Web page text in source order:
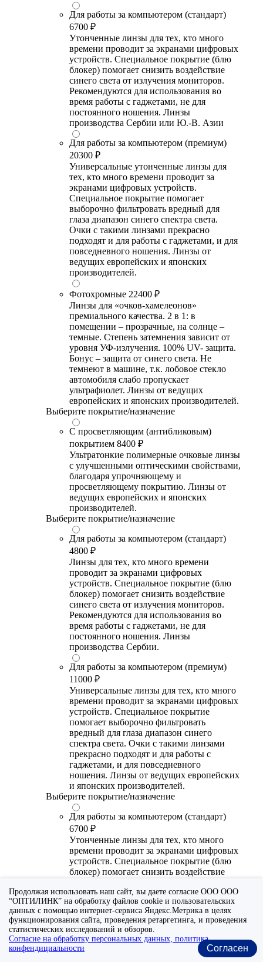
Для работы за компьютером (стандарт)
6700 ₽
Утонченные линзы для тех, кто много
времени проводит за экранами цифровых
устройств. Специальное покрытие (блю
блокер) помогает снизить воздействие
синего света от излучения мониторов.
Рекомендуются для использования во
время работы с гаджетами, не для
постоянного ношения. Линзы
производства Сербии или Ю.-В. Азии
Для работы за компьютером (премиум)
20300 ₽
Универсальные утонченные линзы для
тех, кто много времени проводит за
экранами цифровых устройств.
Специальное покрытие помогает
выборочно фильтровать вредный для
глаза диапазон синего спектра света.
Очки с такими линзами прекрасно
подходят и для работы с гаджетами, и для
повседневного ношения. Линзы от
ведущих европейских и японских
производителей.
Фотохромные 22400 ₽
Линзы для «очков-хамелеонов»
премиального качества. 2 в 1: в
помещении – прозрачные, на солнце –
темные. Степень затемнения зависит от
уровня УФ-излучения. 100% UV- защита.
Бонус – защита от синего света. Не
темнеют в машине, т.к. лобовое стекло
автомобиля слабо пропускает
ультрафиолет. Линзы от ведущих
европейских и японских производителей.
Выберите покрытие/назначение
С просветляющим (антибликовым)
покрытием 8400 ₽
Ультратонкие полимерные очковые линзы
с улучшенными оптическими свойствами,
благодаря упрочняющему и
просветляющему покрытию. Линзы от
ведущих европейских и японских
производителей.
Выберите покрытие/назначение
Для работы за компьютером (стандарт)
4800 ₽
Линзы для тех, кто много времени
проводит за экранами цифровых
устройств. Специальное покрытие (блю
блокер) помогает снизить воздействие
синего света от излучения мониторов.
Рекомендуются для использования во
время работы с гаджетами, не для
постоянного ношения. Линзы
производства Сербии.
Для работы за компьютером (премиум)
11000 ₽
Универсальные линзы для тех, кто много
времени проводит за экранами цифровых
устройств. Специальное покрытие
помогает выборочно фильтровать
вредный для глаза диапазон синего
спектра света. Очки с такими линзами
прекрасно подходят и для работы с
гаджетами, и для повседневного
ношения. Линзы от ведущих европейских
и японских производителей.
Выберите покрытие/назначение
Для работы за компьютером (стандарт)
6700 ₽
Утонченные линзы для тех, кто много
времени проводит за экранами цифровых
устройств. Специальное покрытие (блю
блокер) помогает снизить воздействие
Рекомендуются для использования во
время работы с гаджетами, не для
постоянного ношения. Линзы
производства Сербии или Ю.-В. Азии.
Для работы за компьютером (премиум)
Продолжая использовать наш сайт, вы даете согласие ООО ООО
“ОПТИЛИНК” на обработку файлов cookie и пользовательских
данных с помощью интернет-сервиса Яндекс.Метрика в целях
функционирования сайта, проведения ретаргетинга, и проведения
статистических исследований и обзоров.
Согласие на обработку персональных данных, политика
конфендициальности
Согласен